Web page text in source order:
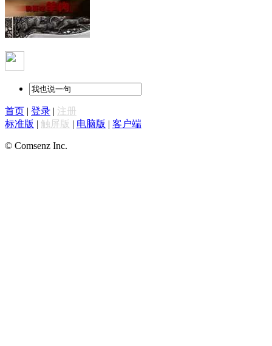
首页 | 登录 | 注册
标准版 | 触屏版 | 电脑版 | 客户端
© Comsenz Inc.